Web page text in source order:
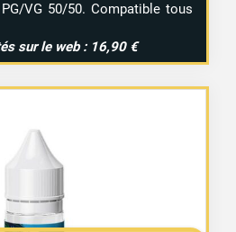
VG 50/50. Compatible tous
sur le web : 16,90 €